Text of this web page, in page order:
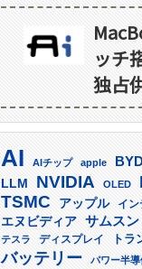
ッチ
独占
AI AIチップ apple
LLM NVIDIA OLED
TSMC アップル イン
エヌビディア サムスン
テスラ
ディスプレイ トラ
バッテリー パワー半導